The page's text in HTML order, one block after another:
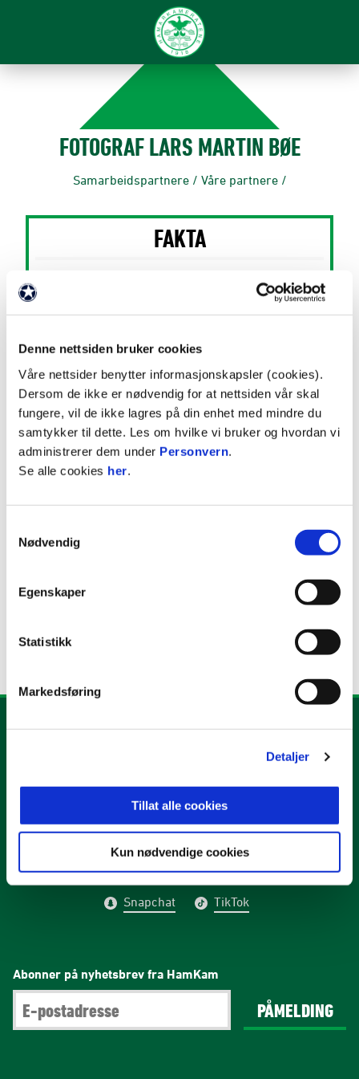
Denne nettsiden bruker cookies
Våre nettsider benytter informasjonskapsler (cookies).
Dersom de ikke er nødvendig for at nettsiden vår skal
fungere, vil de ikke lagres på din enhet med mindre du
samtykker til dette. Les om hvilke vi bruker og hvordan vi
administrerer dem under Personvern.
Se alle cookies her.
Nødvendig
Egenskaper
Statistikk
Markedsføring
Detaljer
Tillat alle cookies
Kun nødvendige cookies
FOTOGRAF LARS MARTIN BØE
Samarbeidspartnere / Våre partnere /
FAKTA
Webadresse:https://www.larsmartinboe.com/
post@hamkam.no Kontakt oss
Facebook Instagram Twitter/X
Snapchat TikTok
Abonner på nyhetsbrev fra HamKam
PÅMELDING